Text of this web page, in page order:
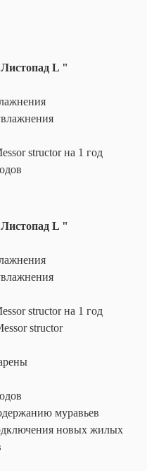
L "
structor на 1 год
L "
structor на 1 год
structor
муравьев
новых жилых